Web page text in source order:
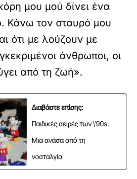
μου μού δίνει ένα
Κάνω τον σταυρό μου
ότι με λούζουν με
άνθρωποι, οι
από τη ζωή».
Διαβάστε επίσης:
Παιδικές σειρές των \'90s:
Μια ανάσα από τη
νοσταλγία